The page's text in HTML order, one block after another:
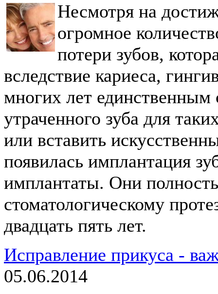
Несмотря на
огромное
потери зубов,
вследствие кариеса,
многих лет
утраченного зуба для
или вставить
появилась имплантация
имплантаты. Они
стоматологическому
двадцать пять лет.
Исправление прикуса -
05.06.2014